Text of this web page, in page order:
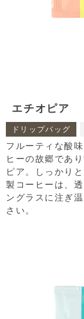
エチオピア
ドリップバッグ
フルーティな酸
ヒーの故郷であ
ピア。しっかり
製コーヒーは、
ングラスに注ぎ
さい。